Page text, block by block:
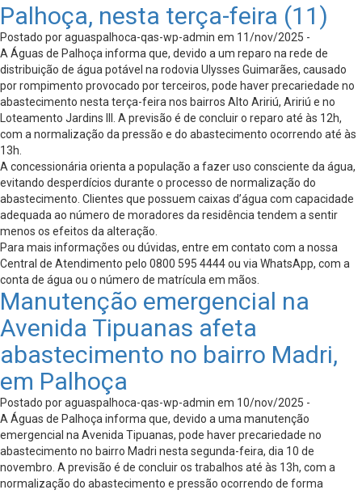
Palhoça, nesta terça-feira (11)
Postado por aguaspalhoca-qas-wp-admin em 11/nov/2025 -
A Águas de Palhoça informa que, devido a um reparo na rede de
distribuição de água potável na rodovia Ulysses Guimarães, causado
por rompimento provocado por terceiros, pode haver precariedade no
abastecimento nesta terça-feira nos bairros Alto Aririú, Aririú e no
Loteamento Jardins III. A previsão é de concluir o reparo até às 12h,
com a normalização da pressão e do abastecimento ocorrendo até às
13h.
A concessionária orienta a população a fazer uso consciente da água,
evitando desperdícios durante o processo de normalização do
abastecimento. Clientes que possuem caixas d’água com capacidade
adequada ao número de moradores da residência tendem a sentir
menos os efeitos da alteração.
Para mais informações ou dúvidas, entre em contato com a nossa
Central de Atendimento pelo 0800 595 4444 ou via WhatsApp, com a
conta de água ou o número de matrícula em mãos.
Manutenção emergencial na
Avenida Tipuanas afeta
abastecimento no bairro Madri,
em Palhoça
Postado por aguaspalhoca-qas-wp-admin em 10/nov/2025 -
A Águas de Palhoça informa que, devido a uma manutenção
emergencial na Avenida Tipuanas, pode haver precariedade no
abastecimento no bairro Madri nesta segunda-feira, dia 10 de
novembro. A previsão é de concluir os trabalhos até às 13h, com a
normalização do abastecimento e pressão ocorrendo de forma